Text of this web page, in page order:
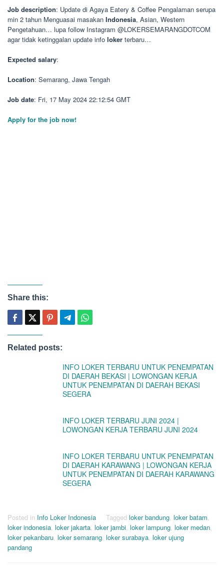
Job description: Update di Agaya Eatery & Coffee Pengalaman serupa
min 2 tahun Menguasai masakan Indonesia, Asian, Western
Pengetahuan… lupa follow Instagram @LOKERSEMARANGDOTCOM
agar tidak ketinggalan update info loker terbaru…
Expected salary:
Location: Semarang, Jawa Tengah
Job date: Fri, 17 May 2024 22:12:54 GMT
Apply for the job now!
Share this:
Related posts:
INFO LOKER TERBARU UNTUK PENEMPATAN
DI DAERAH BEKASI | LOWONGAN KERJA
UNTUK PENEMPATAN DI DAERAH BEKASI
SEGERA
INFO LOKER TERBARU JUNI 2024 |
LOWONGAN KERJA TERBARU JUNI 2024
INFO LOKER TERBARU UNTUK PENEMPATAN
DI DAERAH KARAWANG | LOWONGAN KERJA
UNTUK PENEMPATAN DI DAERAH KARAWANG
SEGERA
Posted in Info Loker Indonesia Tagged loker bandung, loker batam,
loker indonesia, loker jakarta, loker jambi, loker lampung, loker medan,
loker pekanbaru, loker semarang, loker surabaya, loker ujung
pandang